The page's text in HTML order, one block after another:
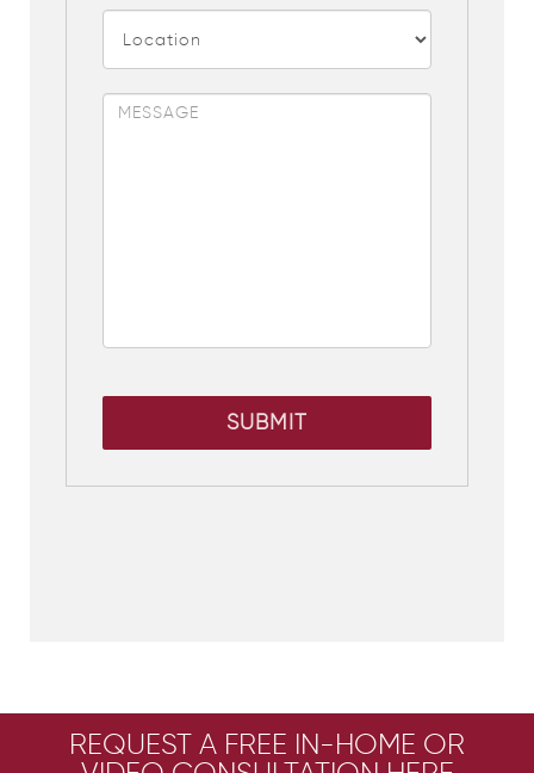
SUBMIT
REQUEST A FREE IN-HOME OR